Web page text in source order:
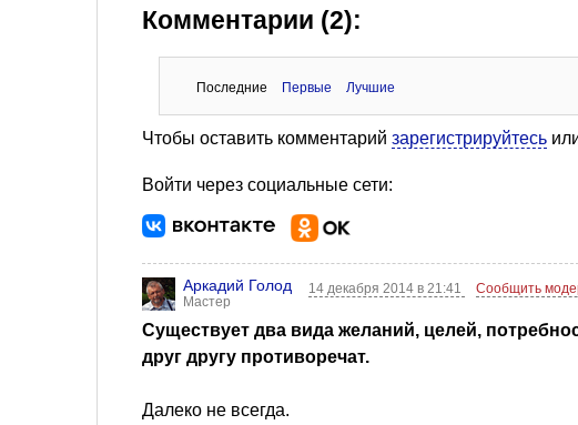
Комментарии (2):
Последние Первые Лучшие
Чтобы оставить комментарий зарегистрируйтесь
Войти через социальные сети:
Аркадий Голод
Мастер
14 декабря 2014 в 21:41 Сообщить
Существует два вида желаний, целей,
друг другу противоречат.
Далеко не всегда.